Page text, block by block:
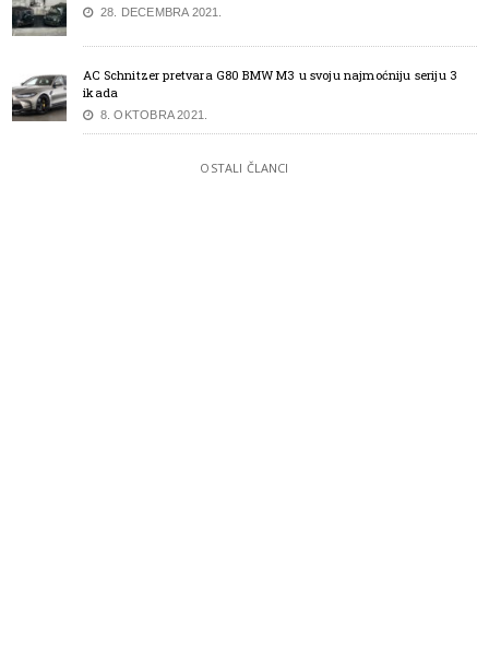
28. DECEMBRA 2021.
AC Schnitzer pretvara G80 BMW M3 u svoju najmoćniju seriju 3
ikada
8. OKTOBRA 2021.
OSTALI ČLANCI